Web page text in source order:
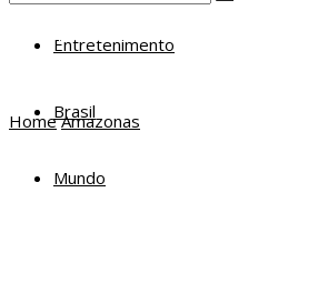
Entretenimento
Brasil
Mundo
View All Result
Home Amazonas